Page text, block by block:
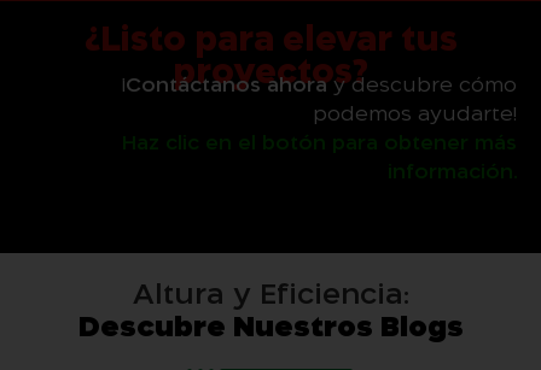
¿Listo para elevar tus
proyectos?
Contáctanos ahoray descubre cómo
podemos ayudarte!
Haz clic en el botón para obtener más
información.
Altura y Eficiencia:
Descubre Nuestros Blogs